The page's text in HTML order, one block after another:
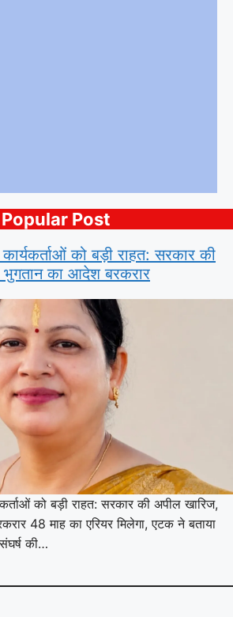
Popular Post
को बड़ी राहत: सरकार की
भुगतान का आदेश बरकरार
को बड़ी राहत: सरकार की अपील खारिज,
48 माह का एरियर मिलेगा, एटक ने बताया
की…